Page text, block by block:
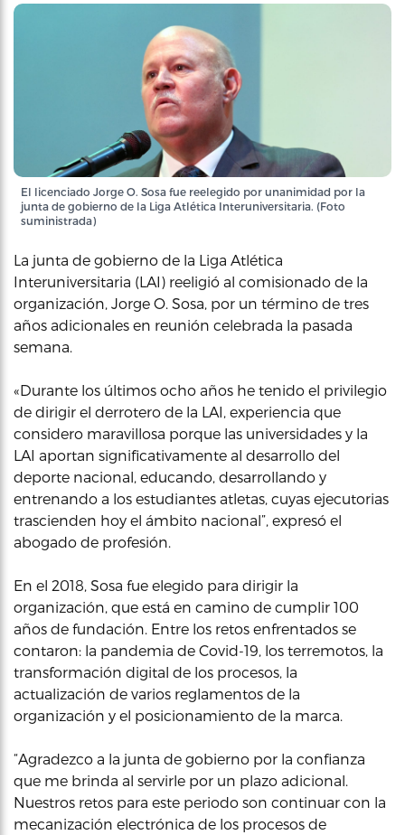
El licenciado Jorge O. Sosa fue reelegido por unanimidad por la
junta de gobierno de la Liga Atlética Interuniversitaria. (Foto
suministrada)
La junta de gobierno de la Liga Atlética
Interuniversitaria (LAI) reeligió al comisionado de la
organización, Jorge O. Sosa, por un término de tres
años adicionales en reunión celebrada la pasada
semana.
«Durante los últimos ocho años he tenido el privilegio
de dirigir el derrotero de la LAI, experiencia que
considero maravillosa porque las universidades y la
LAI aportan significativamente al desarrollo del
deporte nacional, educando, desarrollando y
entrenando a los estudiantes atletas, cuyas ejecutorias
trascienden hoy el ámbito nacional”, expresó el
abogado de profesión.
En el 2018, Sosa fue elegido para dirigir la
organización, que está en camino de cumplir 100
años de fundación. Entre los retos enfrentados se
contaron: la pandemia de Covid-19, los terremotos, la
transformación digital de los procesos, la
actualización de varios reglamentos de la
organización y el posicionamiento de la marca.
“Agradezco a la junta de gobierno por la confianza
que me brinda al servirle por un plazo adicional.
Nuestros retos para este periodo son continuar con la
mecanización electrónica de los procesos de